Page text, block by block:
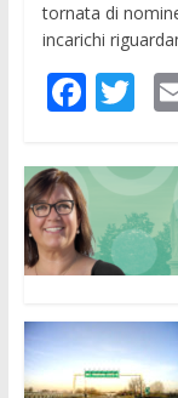
tornata di
incarichi
F
e
b
o
o
k
T
itt
er